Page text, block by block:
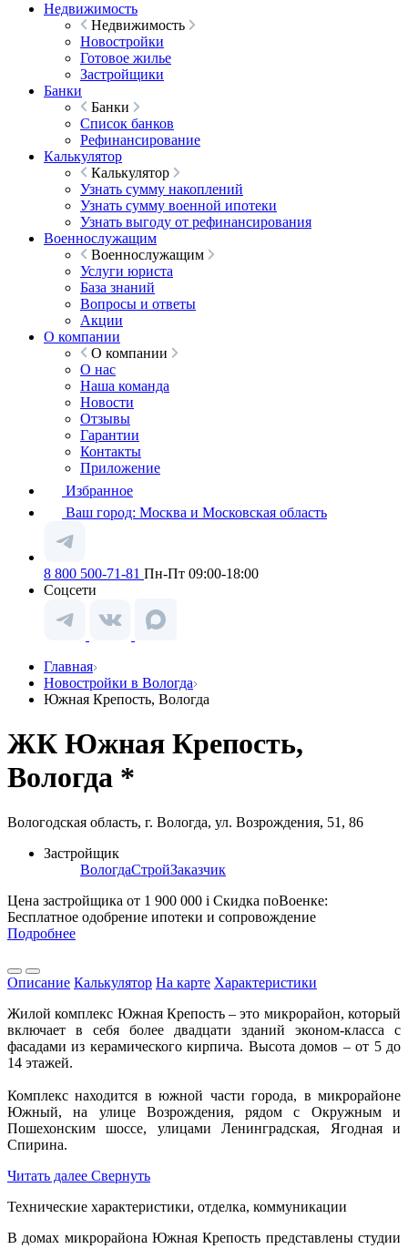
Недвижимость
Недвижимость
Новостройки
Готовое жилье
Застройщики
Банки
Банки
Список банков
Рефинансирование
Калькулятор
Калькулятор
Узнать сумму накоплений
Узнать сумму военной ипотеки
Узнать выгоду от рефинансирования
Военнослужащим
Военнослужащим
Услуги юриста
База знаний
Вопросы и ответы
Акции
О компании
О компании
О нас
Наша команда
Новости
Отзывы
Гарантии
Контакты
Приложение
Избранное
Ваш город: Москва и Московская область
8 800 500-71-81 Пн-Пт 09:00-18:00
Соцсети
Главная
Новостройки в Вологда
Южная Крепость, Вологда
ЖК Южная Крепость,
Вологда *
Вологодская область, г. Вологда, ул. Возрождения, 51, 86
Застройщик
ВологдаСтройЗаказчик
Цена застройщика от 1 900 000 i Скидка поВоенке:
Бесплатное одобрение ипотеки и сопровождение
Подробнее
Описание Калькулятор На карте Характеристики
Жилой комплекс Южная Крепость – это микрорайон, который
включает в себя более двадцати зданий эконом-класса с
фасадами из керамического кирпича. Высота домов – от 5 до
14 этажей.
Комплекс находится в южной части города, в микрорайоне
Южный, на улице Возрождения, рядом с Окружным и
Пошехонским шоссе, улицами Ленинградская, Ягодная и
Спирина.
Читать далее Свернуть
Технические характеристики, отделка, коммуникации
В домах микрорайона Южная Крепость представлены студии